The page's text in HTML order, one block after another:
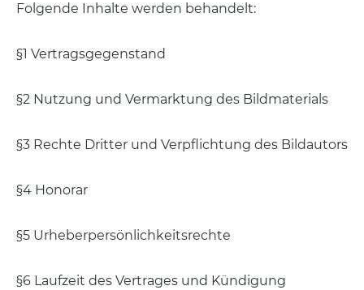
Folgende Inhalte werden behandelt:
§1 Vertragsgegenstand
§2 Nutzung und Vermarktung des Bildmaterials
§3 Rechte Dritter und Verpflichtung des Bildautors
§4 Honorar
§5 Urheberpersönlichkeitsrechte
§6 Laufzeit des Vertrages und Kündigung